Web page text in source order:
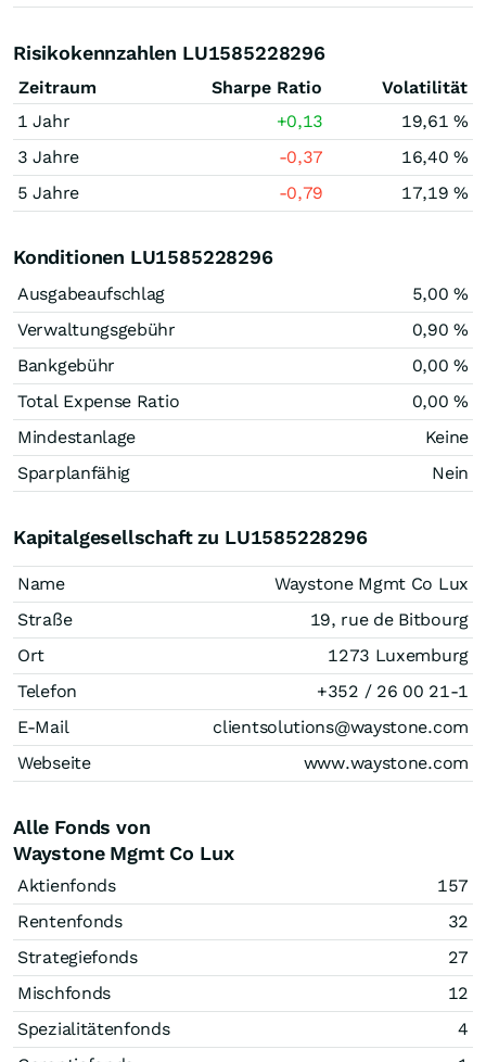
Risikokennzahlen LU1585228296
Zeitraum Sharpe Ratio
Volatilität
1 Jahr
+0,13
19,61 %
3 Jahre
-0,37
16,40 %
5 Jahre
-0,79 17,19 %
Konditionen LU1585228296
Ausgabeaufschlag
5,00 %
Verwaltungsgebühr
0,90 %
Bankgebühr
0,00 %
Total Expense Ratio
0,00 %
Mindestanlage
Keine
Sparplanfähig
Nein
Kapitalgesellschaft zu LU1585228296
Name
Waystone Mgmt Co Lux
Straße
19, rue de Bitbourg
Ort
1273 Luxemburg
Telefon
+352 / 26 00 21-1
E-Mail
clientsolutions@waystone.com
Webseite
www.waystone.com
Alle Fonds von
Waystone Mgmt Co Lux
Aktienfonds
157
Rentenfonds
32
Strategiefonds
27
Mischfonds
12
Spezialitätenfonds
4